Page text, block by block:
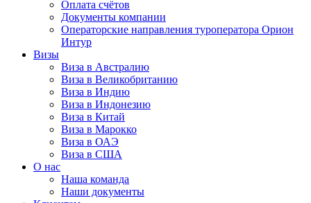
Оплата счётов
Документы компании
Операторские направления туроператора Орион
Интур
Визы
Виза в Австралию
Виза в Великобританию
Виза в Индию
Виза в Индонезию
Виза в Китай
Виза в Марокко
Виза в ОАЭ
Виза в США
О нас
Наша команда
Наши документы